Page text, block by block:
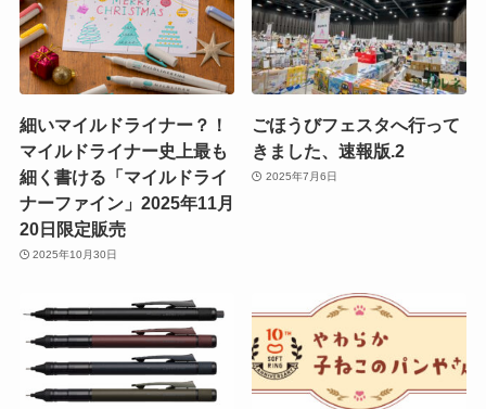
細いマイルドライナー？！
マイルドライナー史上最も
細く書ける「マイルドライ
ナーファイン」2025年11月
20日限定販売
2025年10月30日
ごほうびフェスタへ行って
きました、速報版.2
2025年7月6日